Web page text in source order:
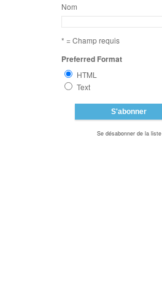
Nom
* = Champ requis
Preferred Format
HTML
Text
Se désabonner de la liste